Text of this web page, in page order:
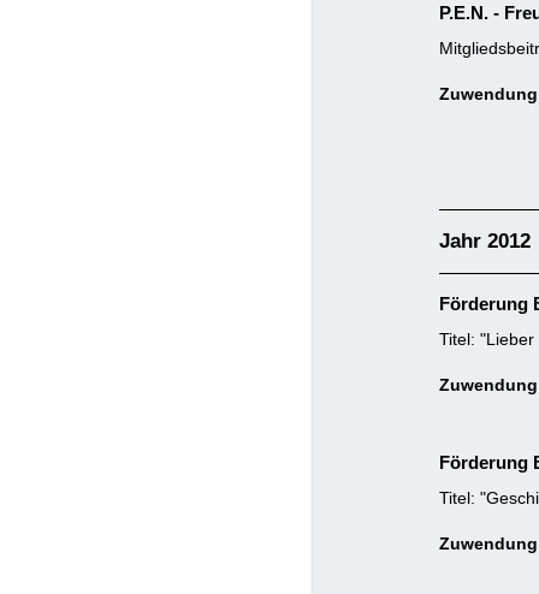
P.E.N. -
Jahr 2012
Förderung
Titel:
Förderung
Titel: